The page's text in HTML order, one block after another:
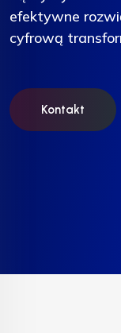
efektywne
cyfrową
Kontakt
efektywne
cyfrową
Kontakt
efektywne
cyfrową
Kontakt